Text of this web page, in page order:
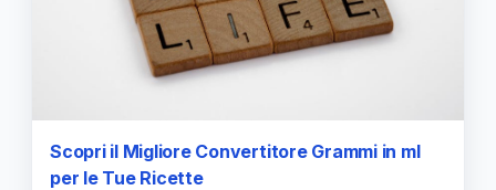
Scopri il Migliore Convertitore Grammi in ml
per le Tue Ricette